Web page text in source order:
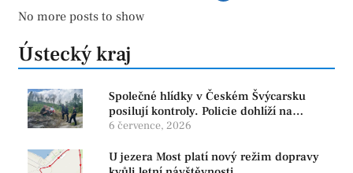
No more posts to show
Ústecký kraj
Společné hlídky v Českém Švýcarsku
posilují kontroly. Policie dohlíží na
bezpečnost i ochranu přírody
6 července, 2026
U jezera Most platí nový režim dopravy